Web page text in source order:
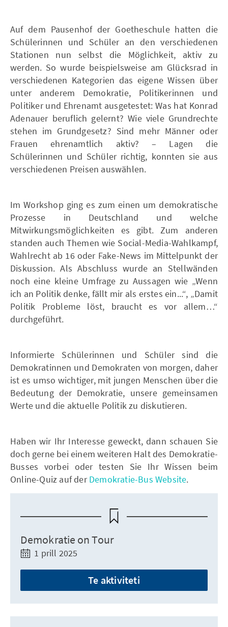
Auf dem Pausenhof der Goetheschule hatten die
Schülerinnen und Schüler an den verschiedenen
Stationen nun selbst die Möglichkeit, aktiv zu
werden. So wurde beispielsweise am Glücksrad in
verschiedenen Kategorien das eigene Wissen über
unter anderem Demokratie, Politikerinnen und
Politiker und Ehrenamt ausgetestet: Was hat Konrad
Adenauer beruflich gelernt? Wie viele Grundrechte
stehen im Grundgesetz? Sind mehr Männer oder
Frauen ehrenamtlich aktiv? – Lagen die
Schülerinnen und Schüler richtig, konnten sie aus
verschiedenen Preisen auswählen.
Im Workshop ging es zum einen um demokratische
Prozesse in Deutschland und welche
Mitwirkungsmöglichkeiten es gibt. Zum anderen
standen auch Themen wie Social-Media-Wahlkampf,
Wahlrecht ab 16 oder Fake-News im Mittelpunkt der
Diskussion. Als Abschluss wurde an Stellwänden
noch eine kleine Umfrage zu Aussagen wie „Wenn
ich an Politik denke, fällt mir als erstes ein...“, „Damit
Politik Probleme löst, braucht es vor allem…“
durchgeführt.
Informierte Schülerinnen und Schüler sind die
Demokratinnen und Demokraten von morgen, daher
ist es umso wichtiger, mit jungen Menschen über die
Bedeutung der Demokratie, unsere gemeinsamen
Werte und die aktuelle Politik zu diskutieren.
Haben wir Ihr Interesse geweckt, dann schauen Sie
doch gerne bei einem weiteren Halt des Demokratie-
Busses vorbei oder testen Sie Ihr Wissen beim
Online-Quiz auf derDemokratie-Bus Website.
Demokratie on Tour
1 prill 2025
Te aktiviteti